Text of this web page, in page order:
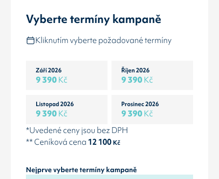
Vyberte termíny kampaně
Kliknutím vyberte požadované termíny
Září 2026
9 390Kč
Říjen 2026
9 390Kč
Listopad 2026
9 390Kč
Prosinec 2026
9 390Kč
*Uvedené ceny jsou bez DPH
** Ceníková cena 12 100Kč
Nejprve vyberte termíny kampaně